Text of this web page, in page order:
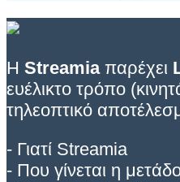
Η Streamiaπαρέχει
ευέλικτο τρόπο
τηλεοπτικό
- Γιατί Streamia
- Που γίνεται η